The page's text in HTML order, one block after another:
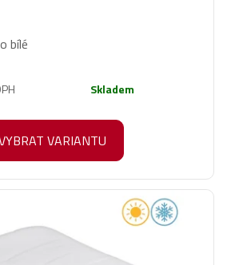
bílé
Skladem
VARIANTU